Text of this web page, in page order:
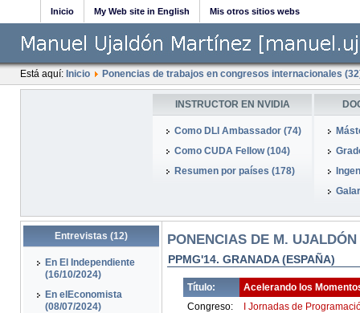
Inicio My Web site in English Mis otros sitios webs
Está aquí: Inicio Ponencias de trabajos en congresos internacionales
INSTRUCTOR EN NVIDIA
Como DLI Ambassador (74)
Como CUDA Fellow (104)
Resumen por países (178)
Entrevistas (12)
En El Independiente
(16/10/2024)
En elEconomista
(08/07/2024)
PONENCIAS DE M.
PPMG'14. GRANADA (ESPAÑA)
Título:
Acelerando los
Congreso:
I Jornadas de